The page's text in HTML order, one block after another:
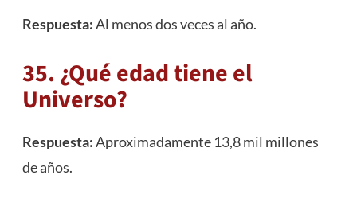
Respuesta:Al menos dos veces al año.
35. ¿Qué edad tiene el
Universo?
Respuesta:Aproximadamente 13,8 mil millones
de años.